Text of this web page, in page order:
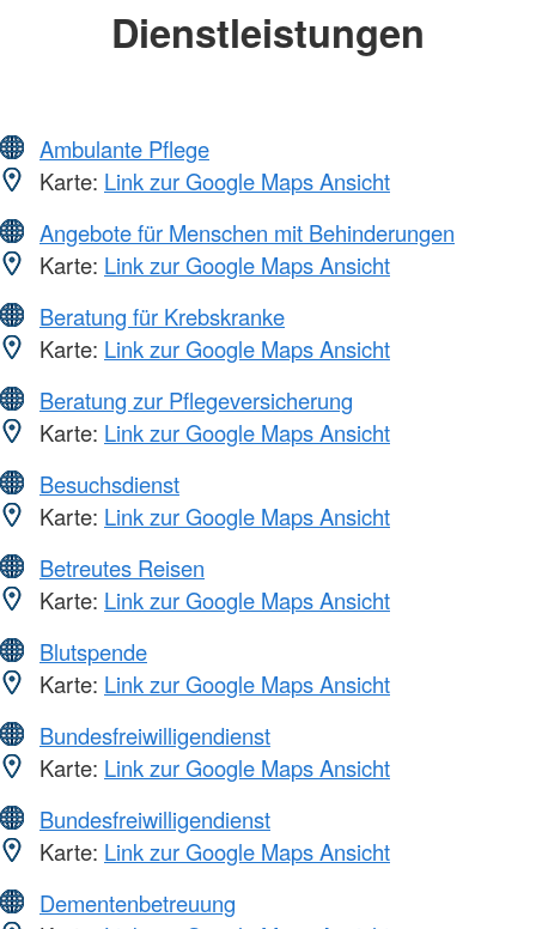
Dienstleistungen
Ambulante Pflege
Karte: Link zur Google Maps Ansicht
Angebote für Menschen mit Behinderungen
Karte: Link zur Google Maps Ansicht
Beratung für Krebskranke
Karte: Link zur Google Maps Ansicht
Beratung zur Pflegeversicherung
Karte: Link zur Google Maps Ansicht
Besuchsdienst
Karte: Link zur Google Maps Ansicht
Betreutes Reisen
Karte: Link zur Google Maps Ansicht
Blutspende
Karte: Link zur Google Maps Ansicht
Bundesfreiwilligendienst
Karte: Link zur Google Maps Ansicht
Bundesfreiwilligendienst
Karte: Link zur Google Maps Ansicht
Dementenbetreuung